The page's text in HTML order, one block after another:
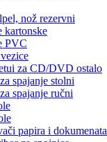
nož rezervni
kartonske
PVC
za CD/DVD ostalo
spajanje stolni
spajanje ručni
papira i dokumenata